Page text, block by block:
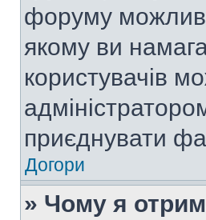
форуму
якому ви
користувачів
приєднувати
Догори
» Чому я